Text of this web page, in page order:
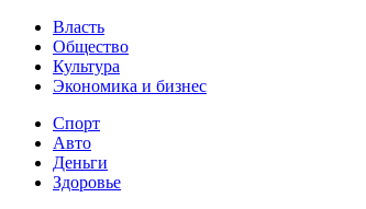
Власть
Общество
Культура
Экономика и бизнес
Спорт
Авто
Деньги
Здоровье